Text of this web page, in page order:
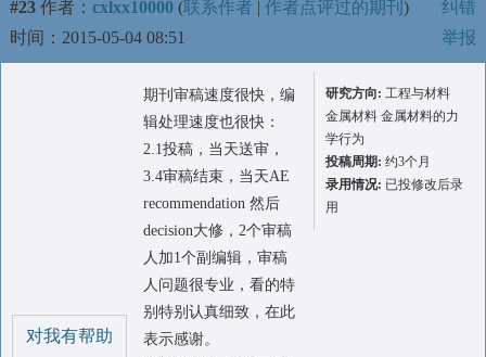
#23 作者： cxlxx10000 (联系作者 | 作者点评过的期刊 )
时间：2015-05-04 08:51
纠错
举报
对我有帮助
期刊审稿速度很快，编
辑处理速度也很快：
2.1投稿，当天送审，
3.4审稿结束，当天AE
recommendation 然后
decision大修，2个审稿
人加1个副编辑，审稿
人问题很专业，看的特
别特别认真细致，在此
表示感谢。
研究方向: 工程与材料
金属材料 金属材料的力
学行为
投稿周期: 约3个月
录用情况: 已投修改后录
用